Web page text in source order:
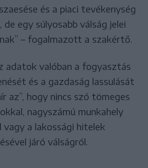
és a piaci tevékenység
de egy súlyosabb válság jelei
– fogalmazott a szakértő.
adatok valóban a fogyasztás
és a gazdaság lassulását
az”, hogy nincs szó tömeges
nagyszámú munkahely
vagy a lakossági hitelek
járó válságról.